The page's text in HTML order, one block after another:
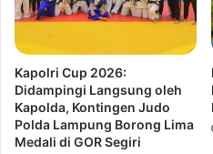
Kapolri Cup 2026:
Didampingi Langsung oleh
Kapolda, Kontingen Judo
Polda Lampung Borong Lima
Medali di GOR Segiri